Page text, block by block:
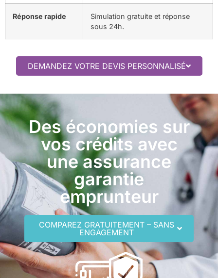
Réponse rapide
Simulation gratuite et réponse
sous 24h.
DEMANDEZ VOTRE DEVIS PERSONNALISÉ
Des économies sur
vos crédits avec
une assurance
garantie
emprunteur
COMPAREZ GRATUITEMENT – SANS
ENGAGEMENT